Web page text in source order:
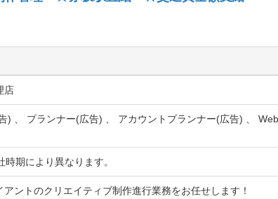
店
) 、 プランナー(広告) 、 アカウントプランナー(広告) 、
期により異なります。
アントのクリエイティブ制作進行業務をお任せします！